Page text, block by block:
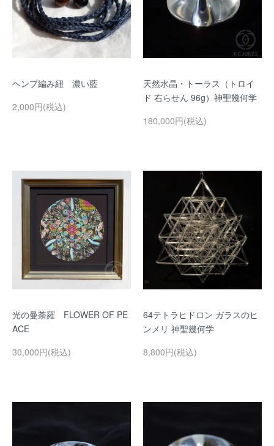
ヘンプ編み紐 濃い藍
2,000円(税込)
天然水晶・トーラス（トロイ
ド 右らせん 96g）神聖幾何学
180,000円(税込)
光の曼荼羅 FLOWER OF PE
ACE
30,000円(税込)
64テトラヒドロン ガラスのヒ
ンメリ 神聖幾何学
8,800円(税込)